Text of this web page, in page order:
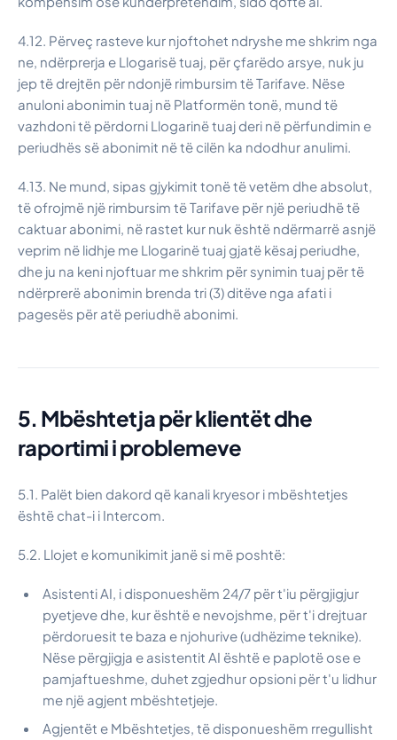
4.12. Përveç rasteve kur njoftohet ndryshe me shkrim nga
ne, ndërprerja e Llogarisë tuaj, për çfarëdo arsye, nuk ju
jep të drejtën për ndonjë rimbursim të Tarifave. Nëse
anuloni abonimin tuaj në Platformën tonë, mund të
vazhdoni të përdorni Llogarinë tuaj deri në përfundimin e
periudhës së abonimit në të cilën ka ndodhur anulimi.
4.13. Ne mund, sipas gjykimit tonë të vetëm dhe absolut,
të ofrojmë një rimbursim të Tarifave për një periudhë të
caktuar abonimi, në rastet kur nuk është ndërmarrë asnjë
veprim në lidhje me Llogarinë tuaj gjatë kësaj periudhe,
dhe ju na keni njoftuar me shkrim për synimin tuaj për të
ndërprerë abonimin brenda tri (3) ditëve nga afati i
pagesës për atë periudhë abonimi.
5. Mbështetja për klientët dhe
raportimi i problemeve
5.1. Palët bien dakord që kanali kryesor i mbështetjes
është chat-i i Intercom.
5.2. Llojet e komunikimit janë si më poshtë:
Asistenti AI, i disponueshëm 24/7 për t'iu përgjigjur
pyetjeve dhe, kur është e nevojshme, për t'i drejtuar
përdoruesit te baza e njohurive (udhëzime teknike).
Nëse përgjigja e asistentit AI është e paplotë ose e
pamjaftueshme, duhet zgjedhur opsioni për t'u lidhur
me një agjent mbështetjeje.
Agjentët e Mbështetjes, të disponueshëm rregullisht